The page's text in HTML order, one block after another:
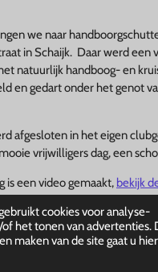
cookies voor analyse-
het tonen van advertenties.
maken van de site gaat u
we naar
in Schaijk. Daar werd een
natuurlijk handboog- en
en gedart onder het genot
afgesloten in het eigen
vrijwilligers dag, een
is een video gemaakt, bekijk
Jeteur Schaijk